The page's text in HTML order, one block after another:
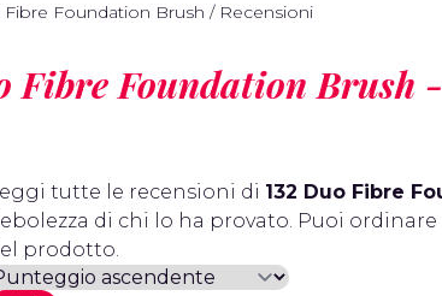
Fibre Foundation Brush / Recensioni
Fibre Foundation Brush
tutte le recensioni di 132 Duo Fibre
di chi lo ha provato. Puoi
prodotto.